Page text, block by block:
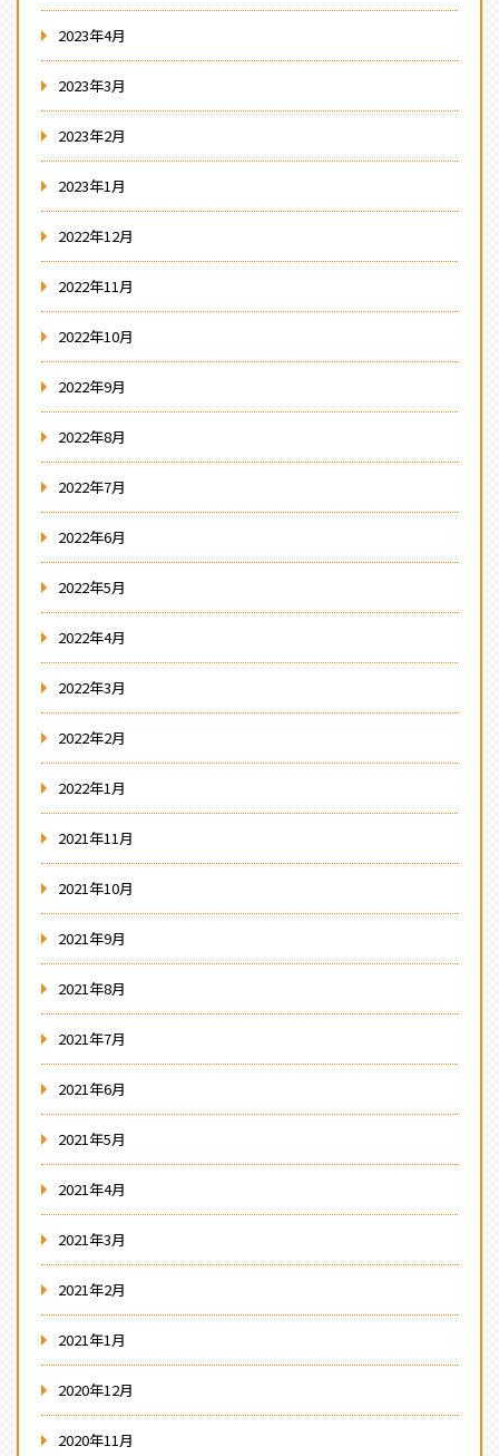
2023年4月
2023年3月
2023年2月
2023年1月
2022年12月
2022年11月
2022年10月
2022年9月
2022年8月
2022年7月
2022年6月
2022年5月
2022年4月
2022年3月
2022年2月
2022年1月
2021年11月
2021年10月
2021年9月
2021年8月
2021年7月
2021年6月
2021年5月
2021年4月
2021年3月
2021年2月
2021年1月
2020年12月
2020年11月